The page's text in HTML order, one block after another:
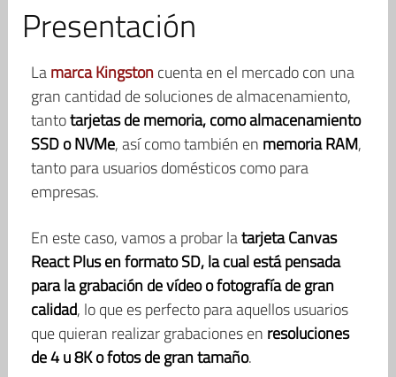
Presentación
Lamarca Kingstoncuenta en el mercado con una
gran cantidad de soluciones de almacenamiento,
tantotarjetas de memoria, como almacenamiento
SSD o NVMe, así como también en memoria RAM,
tanto para usuarios domésticos como para
empresas.
En este caso, vamos a probar latarjeta Canvas
React Plus en formato SD, la cual está pensada
para la grabación de vídeo o fotografía de gran
calidad, lo que es perfecto para aquellos usuarios
que quieran realizar grabaciones en resoluciones
de 4 u 8K o fotos de gran tamaño.